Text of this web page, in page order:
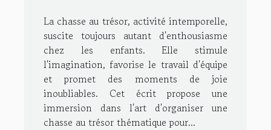
astuces
La chasse au trésor, activité intemporelle,
suscite toujours autant d'enthousiasme
chez les enfants. Elle stimule
l'imagination, favorise le travail d'équipe
et promet des moments de joie
inoubliables. Cet écrit propose une
immersion dans l'art d'organiser une
chasse au trésor thématique pour...